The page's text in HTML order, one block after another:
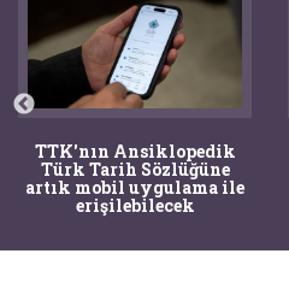
TTK'nın Ansiklopedik
Türk Tarih Sözlüğüne
artık mobil uygulama ile
erişilebilecek